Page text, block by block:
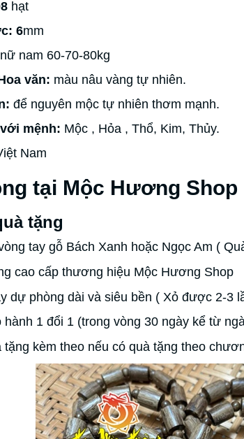
hạt
6mm
nữ nam 60-70-80kg
văn: màu nâu vàng tự nhiên.
để nguyên mộc tự nhiên thơm mạnh.
mệnh: Mộc , Hỏa , Thổ, Kim, Thủy.
Nam
tại Mộc Hương
tặng
tay gỗ Bách Xanh hoặc Ngọc Am (
cao cấp thương hiệu Mộc Hương Shop
dự phòng dài và siêu bền ( Xỏ được 2-3
hành 1 đổi 1 (trong vòng 30 ngày kể từ
tặng kèm theo nếu có quà tặng theo